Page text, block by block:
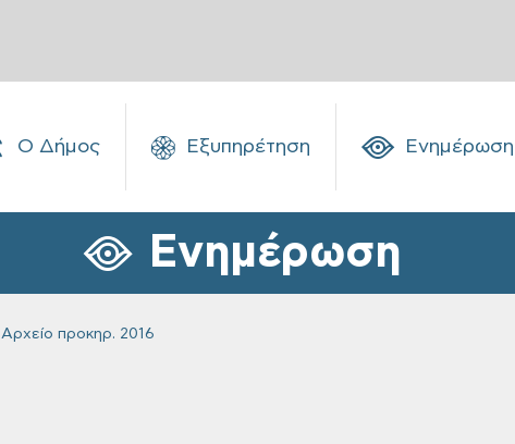
Ο Δήμος Εξυπηρέτηση Ενημέρωση
Ενημέρωση
Αρχείο προκηρ. 2016